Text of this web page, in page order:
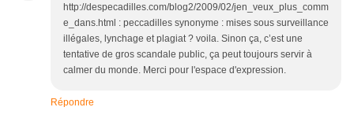
http://despecadilles.com/blog2/2009/02/jen_veux_plus_comm
e_dans.html : peccadilles synonyme : mises sous surveillance
illégales, lynchage et plagiat ? voila. Sinon ça, c’est une
tentative de gros scandale public, ça peut toujours servir à
calmer du monde. Merci pour l'espace d'expression.
Répondre